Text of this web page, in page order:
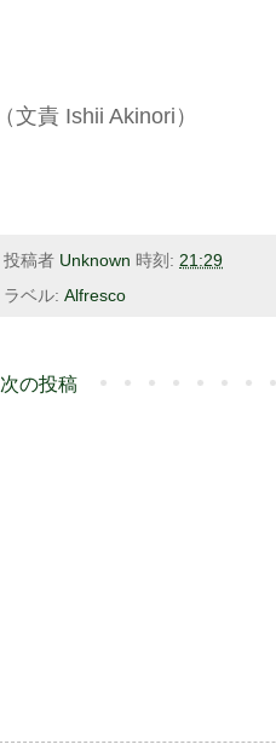
（文責 Ishii Akinori）
投稿者 Unknown 時刻: 21:29
ラベル: Alfresco
次の投稿